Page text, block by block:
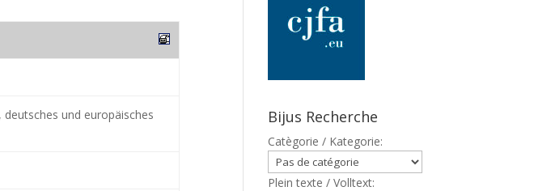
und europäisches
Bijus Recherche
Catègorie / Kategorie:
Plein texte / Volltext: